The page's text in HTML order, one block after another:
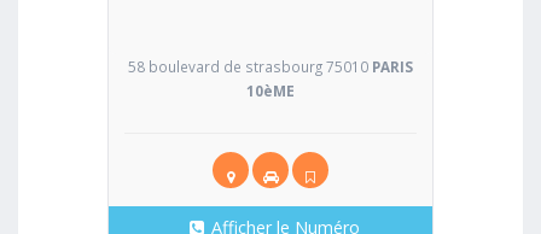
58 boulevard de strasbourg 75010 PARIS
10èME
Afficher le Numéro